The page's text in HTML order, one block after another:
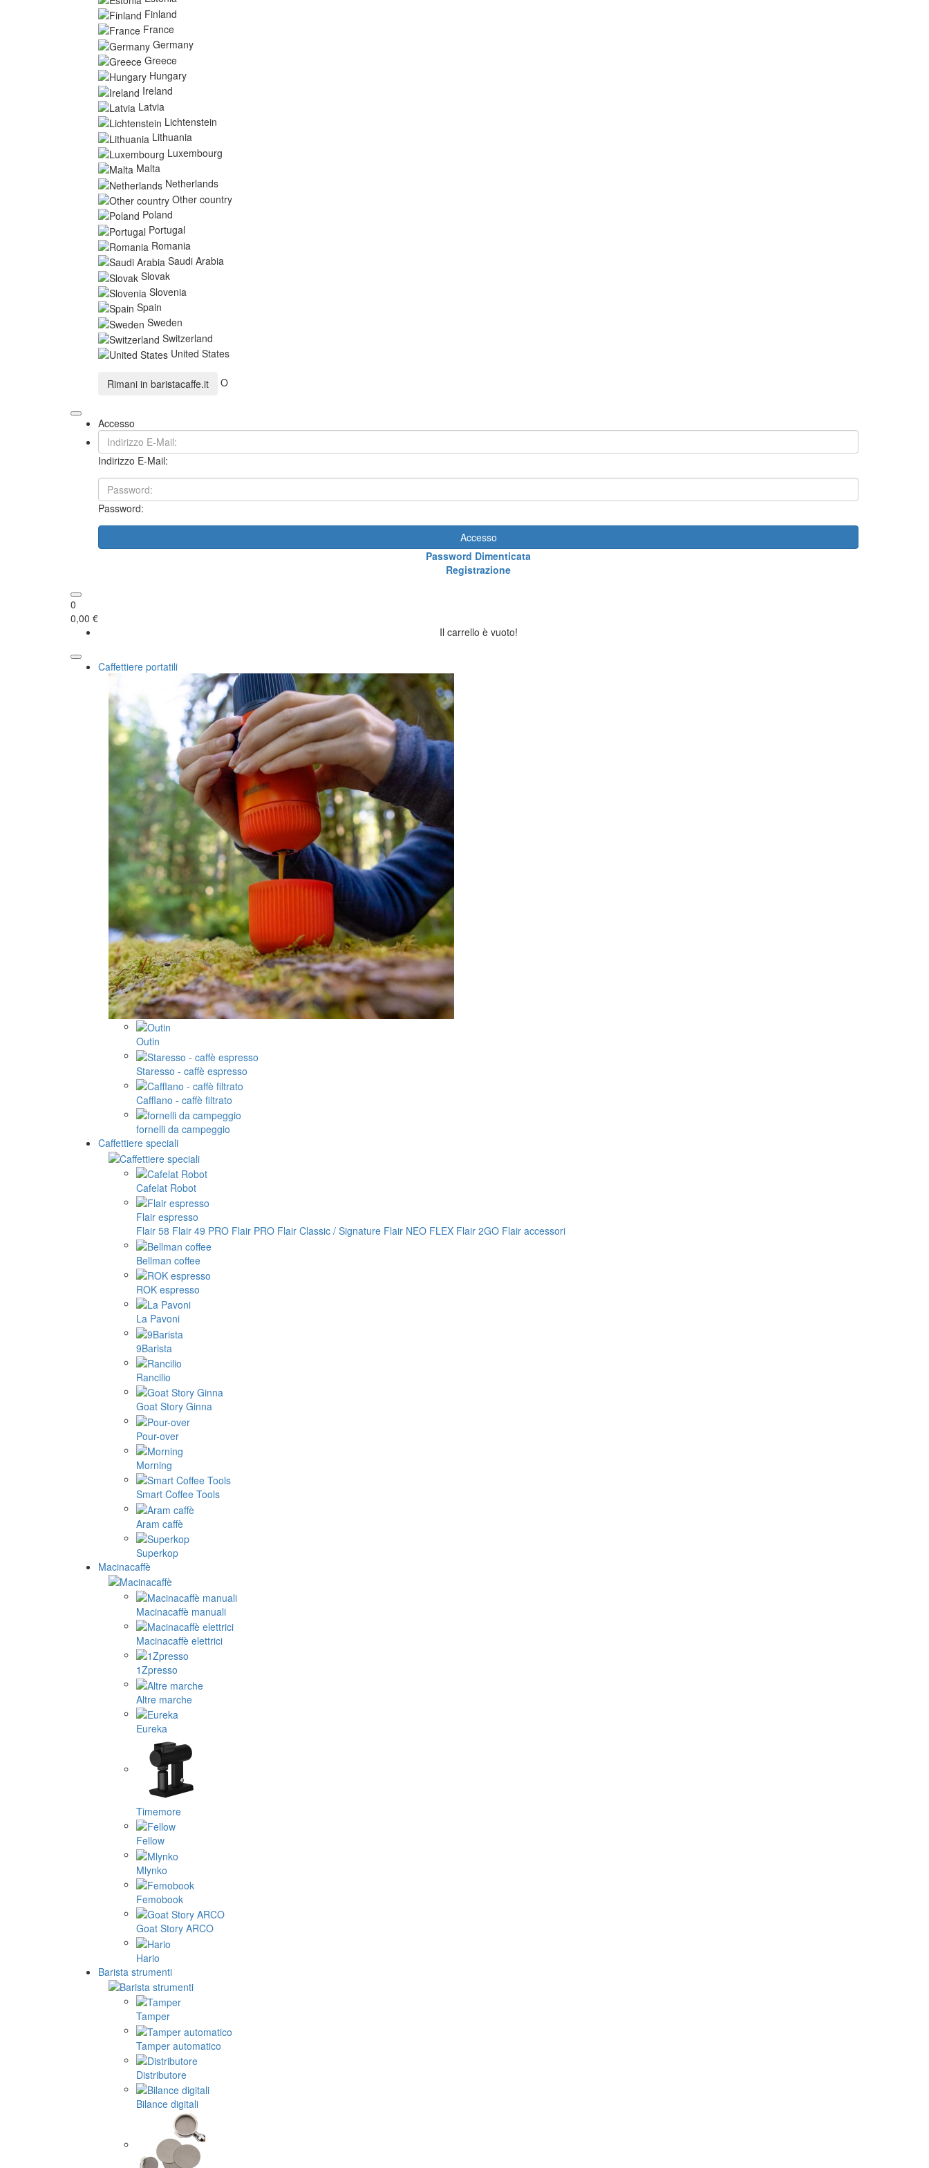
Finland
France
Germany
Greece
Hungary
Ireland
Latvia
Lichtenstein
Lithuania
Luxembourg
Malta
Netherlands
Other country
Poland
Portugal
Romania
Saudi Arabia
Slovak
Slovenia
Spain
Sweden
Switzerland
United States
Rimani in baristacaffe.it O
Accesso
Indirizzo E-Mail:
Password:
Accesso
Password Dimenticata
Registrazione
0
0,00 €
Il carrello è vuoto!
Caffettiere portatili
Outin
Staresso - caffè espresso
Cafflano - caffè filtrato
fornelli da campeggio
Caffettiere speciali
Cafelat Robot
Flair espresso
Flair 58 Flair 49 PRO Flair PRO Flair Classic / Signature Flair NEO FLEX Flair 2GO Flair accessori
Bellman coffee
ROK espresso
La Pavoni
9Barista
Rancilio
Goat Story Ginna
Pour-over
Morning
Smart Coffee Tools
Aram caffè
Superkop
Macinacaffè
Macinacaffè manuali
Macinacaffè elettrici
1Zpresso
Altre marche
Eureka
Timemore
Fellow
Mlynko
Femobook
Goat Story ARCO
Hario
Barista strumenti
Tamper
Tamper automatico
Distributore
Bilance digitali